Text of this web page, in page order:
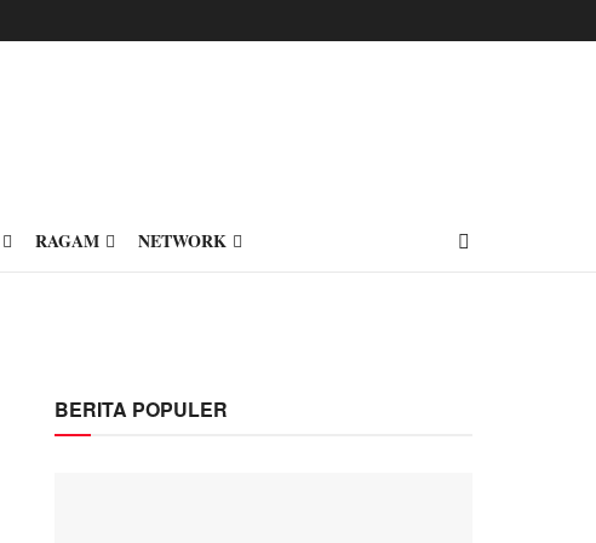
RAGAM NETWORK
BERITA POPULER